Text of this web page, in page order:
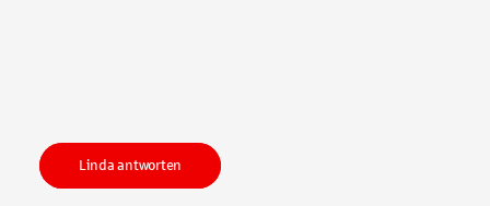
Linda antworten